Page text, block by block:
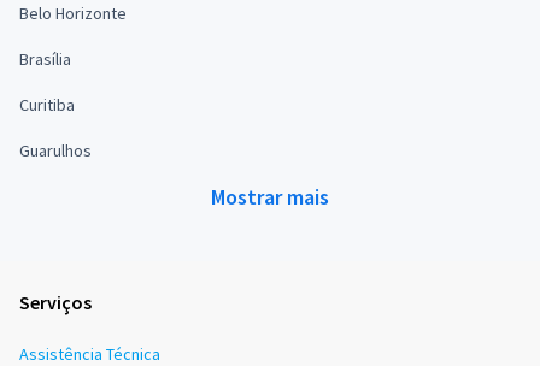
Belo Horizonte
Brasília
Curitiba
Guarulhos
Mostrar mais
Serviços
Assistência Técnica